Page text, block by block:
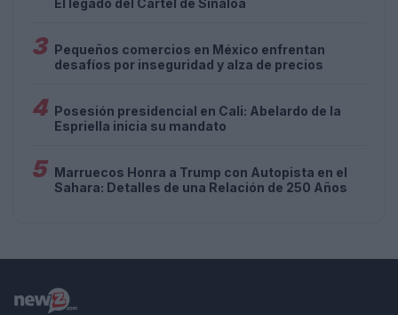
El legado del Cártel de Sinaloa
3 Pequeños comercios en México enfrentan
desafíos por inseguridad y alza de precios
4 Posesión presidencial en Cali: Abelardo de la
Espriella inicia su mandato
5 Marruecos Honra a Trump con Autopista en el
Sahara: Detalles de una Relación de 250 Años